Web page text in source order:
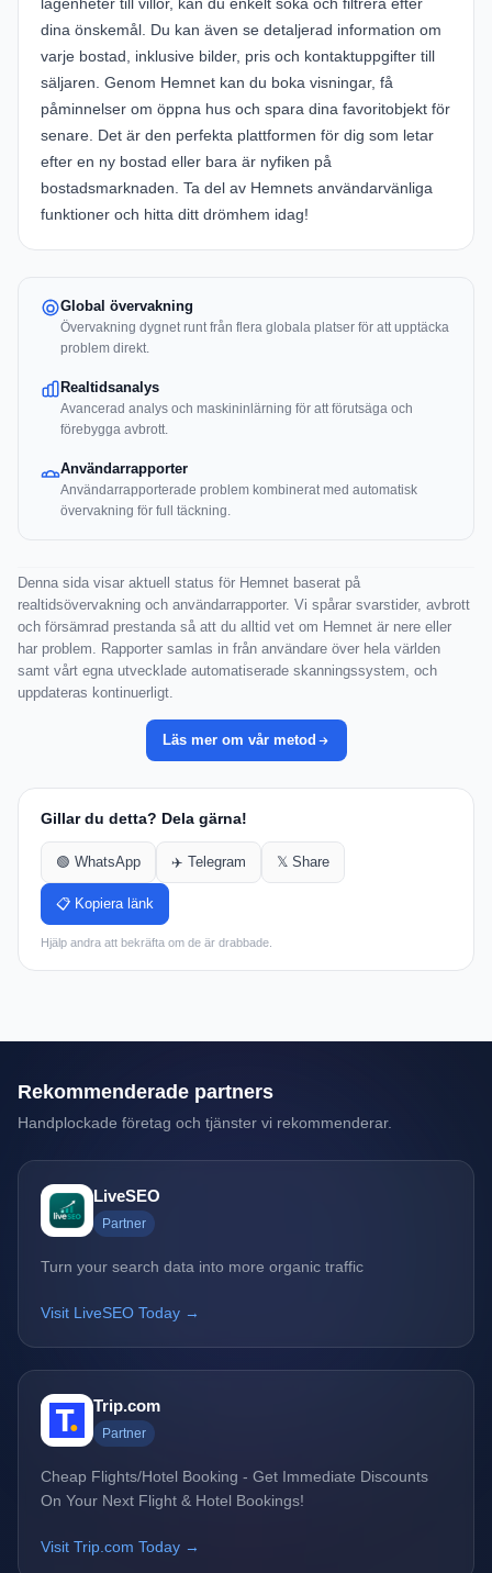
lägenheter till villor, kan du enkelt söka och filtrera efter
dina önskemål. Du kan även se detaljerad information om
varje bostad, inklusive bilder, pris och kontaktuppgifter till
säljaren. Genom Hemnet kan du boka visningar, få
påminnelser om öppna hus och spara dina favoritobjekt för
senare. Det är den perfekta plattformen för dig som letar
efter en ny bostad eller bara är nyfiken på
bostadsmarknaden. Ta del av Hemnets användarvänliga
funktioner och hitta ditt drömhem idag!
Global övervakning
Övervakning dygnet runt från flera globala platser för att upptäcka
problem direkt.
Realtidsanalys
Avancerad analys och maskininlärning för att förutsäga och
förebygga avbrott.
Användarrapporter
Användarrapporterade problem kombinerat med automatisk
övervakning för full täckning.
Denna sida visar aktuell status för Hemnet baserat på
realtidsövervakning och användarrapporter. Vi spårar svarstider, avbrott
och försämrad prestanda så att du alltid vet om Hemnet är nere eller
har problem. Rapporter samlas in från användare över hela världen
samt vårt egna utvecklade automatiserade skanningssystem, och
uppdateras kontinuerligt.
Läs mer om vår metod
Gillar du detta? Dela gärna!
🟢 WhatsApp ✈️ Telegram 𝕏 Share
📋 Kopiera länk
Hjälp andra att bekräfta om de är drabbade.
Rekommenderade partners
Handplockade företag och tjänster vi rekommenderar.
LiveSEO
Partner
Turn your search data into more organic traffic
Visit LiveSEO Today →
Trip.com
Partner
Cheap Flights/Hotel Booking - Get Immediate Discounts
On Your Next Flight & Hotel Bookings!
Visit Trip.com Today →